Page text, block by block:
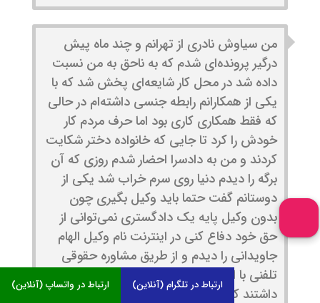
من سیاوش نادری از تهرانم و چند ماه پیش
درگیر پرونده‌ای شدم که به ناحق به من نسبت
داده شد در محل کار شایعه‌ای پخش شد که با
یکی از همکارانم رابطه‌ جنسی داشته‌ام در حالی
که فقط همکاری کاری بود اما حرف مردم کار
خودش را کرد تا جایی که خانواده دختر شکایت
کردند و من به دادسرا احضار شدم روزی که آن
برگه را دیدم دنیا روی سرم خراب شد یکی از
دوستانم گفت حتما باید وکیل بگیری چون
بدون وکیل پایه یک دادگستری نمی‌توانی از
حق خود دفاع کنی در اینترنت نام وکیل الهام
جاویدانی را دیدم و از طریق مشاوره حقوقی
تلفنی با ایشان صحبت کردم آن‌قدر آرامش
داشتند که احساس کردم بالاخره کسی پیداارتباط در واتساپ (آنلاین) ارتباط در تلگرام (آنلاین)